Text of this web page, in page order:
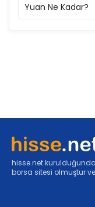
Yuan Ne Kadar?
hisse.net
borsa sitesi olmuştur